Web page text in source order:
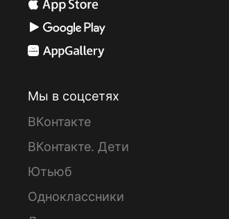
Мы в соцсетях
ВКонтакте
ВКонтакте. Дети
Ютьюб
Одноклассники